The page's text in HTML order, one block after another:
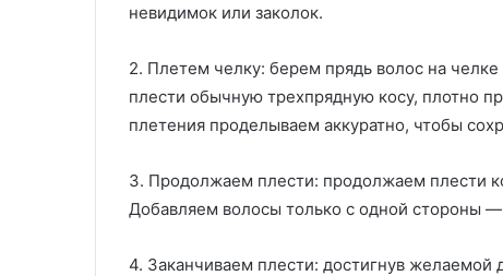
невидимок или заколок.
2. Плетем челку: берем прядь волос на
плести обычную трехпрядную косу, плотно
плетения проделываем аккуратно, чтобы
3. Продолжаем плести: продолжаем плести
Добавляем волосы только с одной стороны —
4. Заканчиваем плести: достигнув